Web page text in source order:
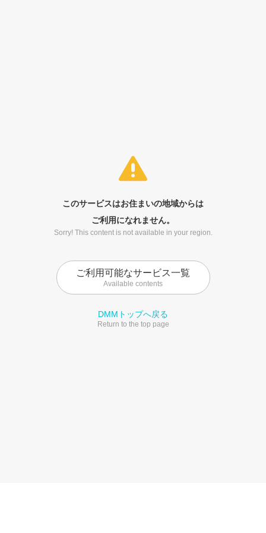
このサービスはお住まいの地域からは
ご利用になれません。
Sorry! This content is not available in your region.
ご利用可能なサービス一覧
Available contents
DMMトップへ戻る
Return to the top page